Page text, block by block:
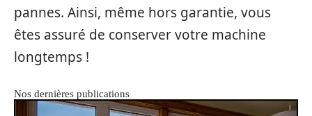
pannes. Ainsi, même hors garantie, vous
êtes assuré de conserver votre machine
longtemps !
Nos dernières publications